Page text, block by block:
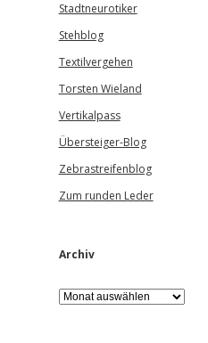
Stadtneurotiker
Stehblog
Textilvergehen
Torsten Wieland
Vertikalpass
Übersteiger-Blog
Zebrastreifenblog
Zum runden Leder
Archiv
A
r